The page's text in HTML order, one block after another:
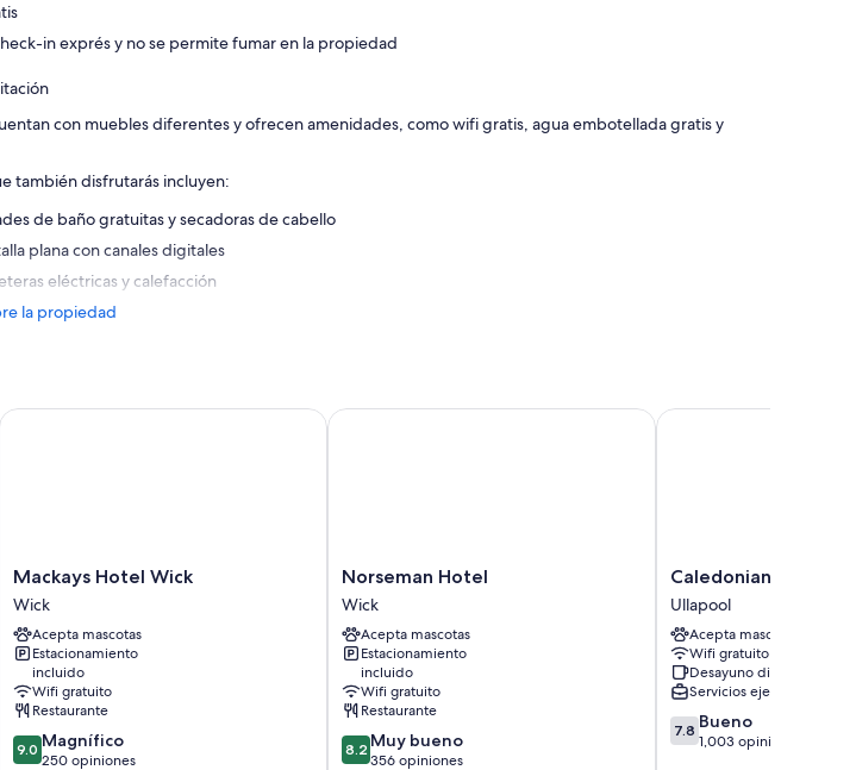
in exprés y no se permite fumar en la propiedad
con muebles diferentes y ofrecen amenidades, como wifi gratis, agua embotellada gratis y
también disfrutarás incluyen:
de baño gratuitas y secadoras de cabello
plana con canales digitales
eléctricas y calefacción
la propiedad
Mackays
Hotel
Wick
Wick
Mackays Hotel Wick
Wick
Acepta mascotas
Estacionamiento
incluido
Wifi gratuito
Restaurante
9.0
de
9.0 Magnífico
250 opiniones
Hotel Wick
Norseman
Hotel
Wick
Norseman Hotel
Wick
Acepta mascotas
Estacionamiento
incluido
Wifi gratuito
Restaurante
8.2
de
8.2 Muy bueno
356 opiniones
Norseman Hotel
Caledonian
Hotel
Ullapool
Caledonian Hotel
Ullapool
Acepta mascotas
Wifi gratuito
Desayuno disponible
Servicios ejecutivos
7.8
de
7.8 Bueno
1,003 opiniones
Caledonian Hotel